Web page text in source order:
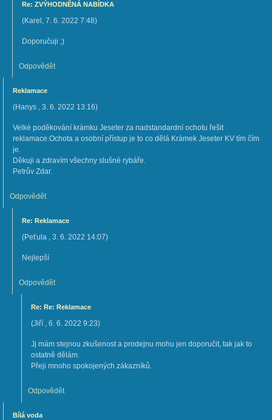
Re: ZVÝHODNĚNÁ NABÍDKA
(Karel , 7. 6. 2022 7:48)
Doporučuji ;)
Odpovědět
Reklamace
(Hanys , 3. 6. 2022 13:16)
Velké poděkování krámku Jeseter za nadstandardní ochotu řešit
reklamace.Ochota a osobní přístup je to co dělá Krámek Jeseter KV tím čím
je.
Děkuji a zdravím všechny slušné rybáře.
Petrův Zdar.
Odpovědět
Re: Reklamace
(Peťula , 3. 6. 2022 14:07)
Nejlepší
Odpovědět
Re: Re: Reklamace
(Jiří , 6. 6. 2022 9:23)
Jj mám stejnou zkušenost a prodejnu mohu jen doporučit, tak jak to
ostatně dělám.
Přeji mnoho spokojených zákazníků.
Odpovědět
Bílá voda